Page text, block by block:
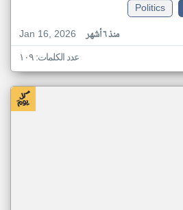
Politics
Jan 16, 2026
منذ ٦ أشهر
عدد الكلمات: ١٠٩